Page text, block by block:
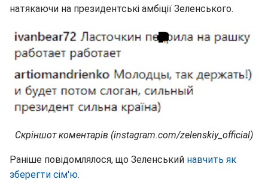
натякаючи на президентські амбіції Зеленського.
Скріншот коментарів (instagram.com/zelenskiy_official)
Раніше повідомлялося, що Зеленський навчить як
зберегти сім'ю.